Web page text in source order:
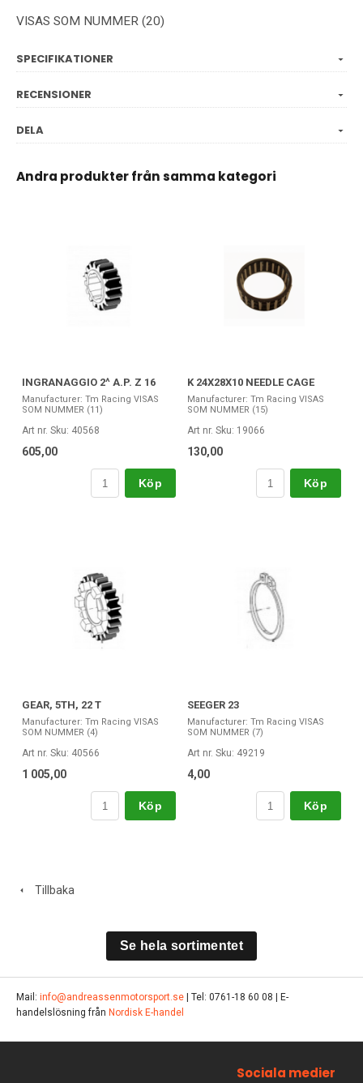
VISAS SOM NUMMER (20)
SPECIFIKATIONER
RECENSIONER
DELA
Andra produkter från samma kategori
INGRANAGGIO 2^ A.P. Z 16
Manufacturer: Tm Racing VISAS
SOM NUMMER (11)
Art nr. Sku: 40568
605,00
Köp
K 24X28X10 NEEDLE CAGE
Manufacturer: Tm Racing VISAS
SOM NUMMER (15)
Art nr. Sku: 19066
130,00
Köp
GEAR, 5TH, 22 T
Manufacturer: Tm Racing VISAS
SOM NUMMER (4)
Art nr. Sku: 40566
1 005,00
Köp
SEEGER 23
Manufacturer: Tm Racing VISAS
SOM NUMMER (7)
Art nr. Sku: 49219
4,00
Köp
Tillbaka
Se hela sortimentet
Mail: info@andreassenmotorsport.se | Tel: 0761-18 60 08 | E-
handelslösning från Nordisk E-handel
Sociala medier